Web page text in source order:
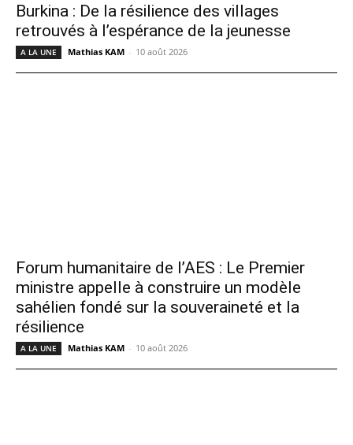
Burkina : De la résilience des villages
retrouvés à l’espérance de la jeunesse
A LA UNE Mathias KAM - 10 août 2026
Forum humanitaire de l’AES : Le Premier
ministre appelle à construire un modèle
sahélien fondé sur la souveraineté et la
résilience
A LA UNE Mathias KAM - 10 août 2026